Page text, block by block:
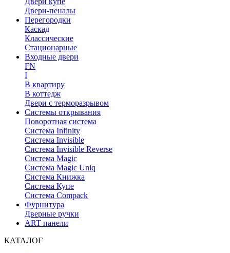
Двери-пеналы
Перегородки
Каскад
Классические
Стационарные
Входные двери
FN
I
В квартиру
В коттедж
Двери с терморазрывом
Системы открывания
Поворотная система
Система Infinity
Система Invisible
Система Invisible Reverse
Система Magic
Система Magic Uniq
Система Книжка
Система Купе
Система Compack
Фурнитура
Дверные ручки
ART панели
КАТАЛОГ